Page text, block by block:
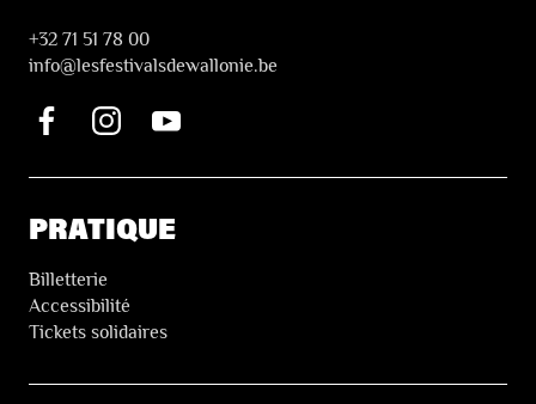
+32 71 51 78 00
info@lesfestivalsdewallonie.be
PRATIQUE
Billetterie
Accessibilité
Tickets solidaires